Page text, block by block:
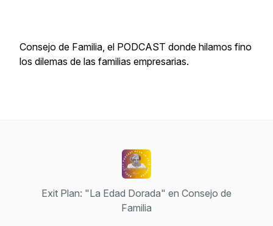
Consejo de Familia, el PODCAST donde hilamos fino
los dilemas de las familias empresarias.
Exit Plan: "La Edad Dorada" en Consejo de
Familia